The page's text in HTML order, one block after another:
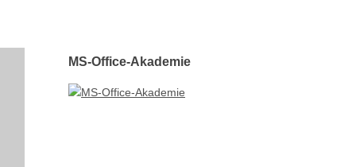
MS-Office-Akademie